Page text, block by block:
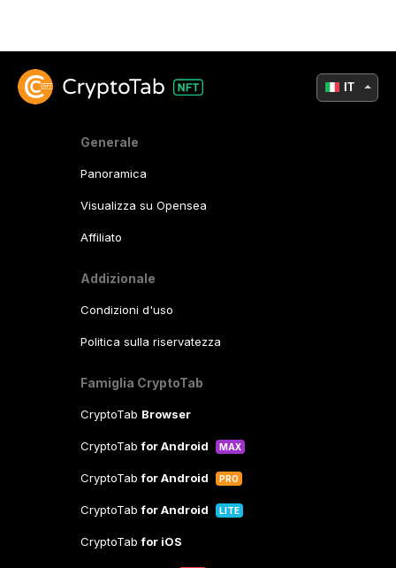
Generale
Panoramica
Visualizza su Opensea
Affiliato
Addizionale
Condizioni d'uso
Politica sulla riservatezza
Famiglia CryptoTab
CryptoTab Browser
CryptoTabfor Android MAX
CryptoTabfor Android PRO
CryptoTabfor Android LITE
CryptoTabfor iOS
IT